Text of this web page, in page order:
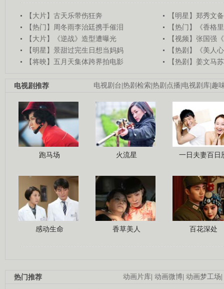
【大片】古天乐带伤狂奔
【明星】郑秀文
【热门】周冬雨李治廷携手催泪
【热门】《香格
【大片】《逆战》造型遭曝光
【视频】张国强
【明星】景甜过完生日想当妈妈
【热剧】《美人
【将映】五月天集体跨界拍电影
【热剧】姜文马
电视剧台|热剧检索|热剧点播|电视剧库|趣
电视剧推荐
跑马场 火流星 一日夫妻百日
感动生命 香草美人 百花深处
动画片库| 动画微博| 动画梦工场|
热门推荐